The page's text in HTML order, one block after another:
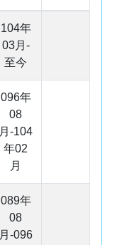
104年
03月-
至今
096年
08
月-104
年02
月
089年
08
月-096